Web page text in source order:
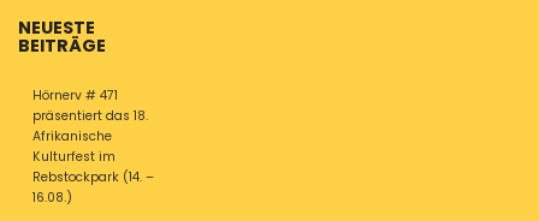
NEUESTE
BEITRÄGE
Hörnerv # 471
präsentiert das 18.
Afrikanische
Kulturfest im
Rebstockpark (14. –
16.08.)